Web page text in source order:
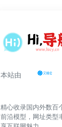
本站由
精心收录国内外数百
前沿模型，网址类型